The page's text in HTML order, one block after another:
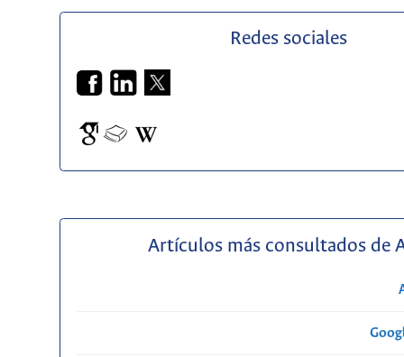
Redes sociales
Artículos más consultados de